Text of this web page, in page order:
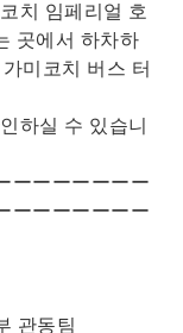
치 임페리얼 호
곳에서 하차하
미코치 버스 터
하실 수 있습니
ーーーーーーー
ーーーーーーー
관동팀